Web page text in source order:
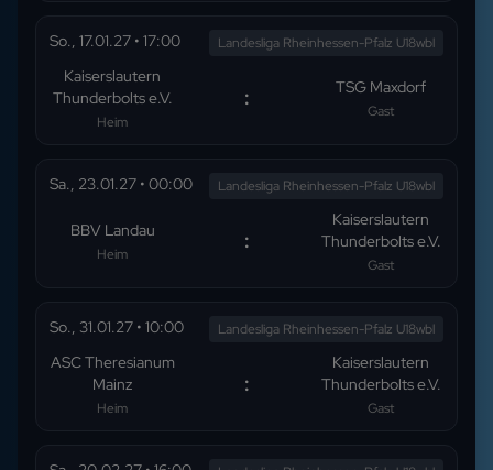
So., 17.01.27 • 17:00 Landesliga Rheinhessen-Pfalz U18wbl
Kaiserslautern
Thunderbolts e.V.
Heim
: TSG Maxdorf
Gast
Sa., 23.01.27 • 00:00 Landesliga Rheinhessen-Pfalz U18wbl
BBV Landau
Heim
:
Kaiserslautern
Thunderbolts e.V.
Gast
So., 31.01.27 • 10:00 Landesliga Rheinhessen-Pfalz U18wbl
ASC Theresianum
Mainz
Heim
:
Kaiserslautern
Thunderbolts e.V.
Gast